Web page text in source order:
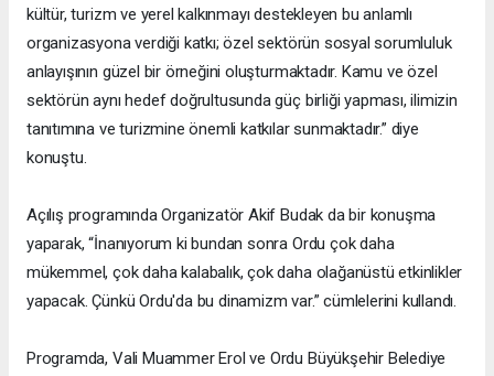
kültür, turizm ve yerel kalkınmayı destekleyen bu anlamlı
organizasyona verdiği katkı; özel sektörün sosyal sorumluluk
anlayışının güzel bir örneğini oluşturmaktadır. Kamu ve özel
sektörün aynı hedef doğrultusunda güç birliği yapması, ilimizin
tanıtımına ve turizmine önemli katkılar sunmaktadır.” diye
konuştu.
Açılış programında Organizatör Akif Budak da bir konuşma
yaparak, “İnanıyorum ki bundan sonra Ordu çok daha
mükemmel, çok daha kalabalık, çok daha olağanüstü etkinlikler
yapacak. Çünkü Ordu'da bu dinamizm var.” cümlelerini kullandı.
Programda, Vali Muammer Erol ve Ordu Büyükşehir Belediye